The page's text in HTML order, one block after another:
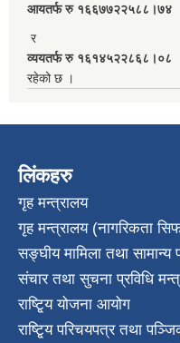
आयतर्फ रु‌ १६६७७२२५८८।७४
र
व्ययतर्फ रु १६१४५२२८६८।०८
रहेको छ ।
लिंकहरु
गृह मन्त्रालय
गृह मन्त्रालय (नागरिकता
सङ्घीय मामिला तथा सामान्य
संचार तथा सुचना प्रविधि
राष्टि्ृय योजना आयोग
राष्टि्ृय परिचयपत्र तथा